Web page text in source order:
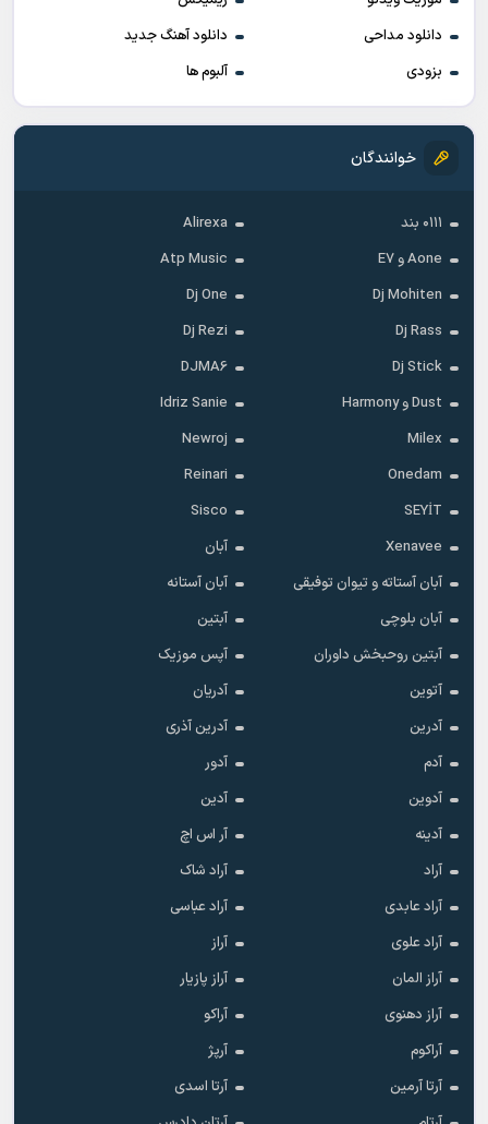
دانلود مداحی
دانلود آهنگ جدید
بزودی
آلبوم ها
خوانندگان
۰۱۱۱ بند
Alirexa
Aone و E7
Atp Music
Dj Mohiten
Dj One
Dj Rass
Dj Rezi
Dj Stick
DJMA6
Dust و Harmony
Idriz Sanie
Milex
Newroj
Onedam
Reinari
SEYİT
Sisco
Xenavee
آبان
آبان آستاته و تیوان توفیقی
آبان آستانه
آبان بلوچی
آبتین
آبتین روحبخش داوران
آپس موزیک
آتوین
آدریان
آدرین
آدرین آذری
آدم
آدور
آدوین
آدین
آدینه
آر اس اچ
آراد
آراد شاک
آراد عابدی
آراد عباسی
آراد علوی
آراز
آراز المان
آراز پازیار
آراز دهنوی
آراکو
آراکوم
آرپژ
آرتا آرمین
آرتا اسدی